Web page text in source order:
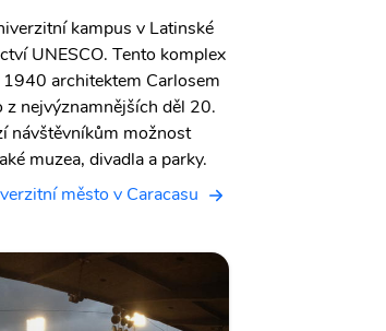
kampus v Latinské
UNESCO. Tento komplex
architektem Carlosem
z nejvýznamnějších děl 20.
návštěvníkům možnost
muzea, divadla a parky.
město v Caracasu